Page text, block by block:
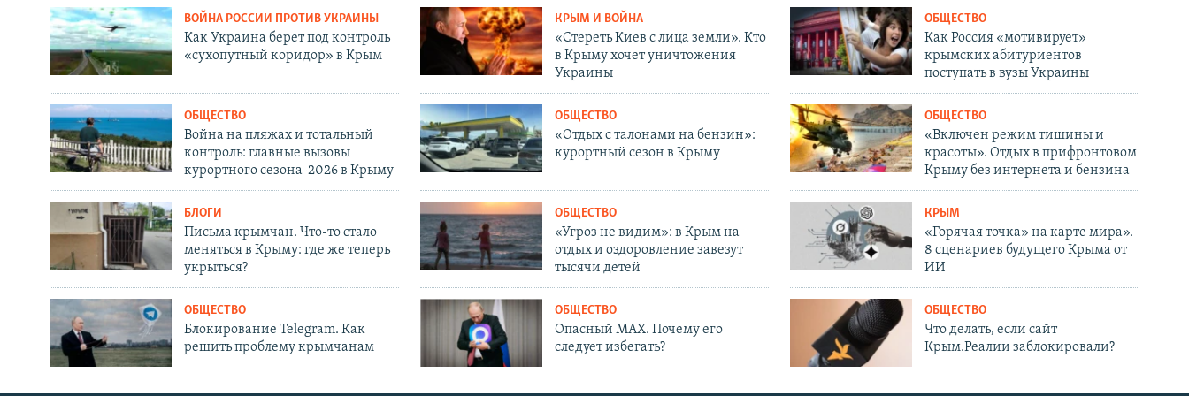
ВОЙНА РОССИИ ПРОТИВ УКРАИНЫ
Как Украина берет под контроль
«сухопутный коридор» в Крым
КРЫМ И ВОЙНА
«Стереть Киев с лица земли». Кто
в Крыму хочет уничтожения
Украины
ОБЩЕСТВО
Как Россия «мотивирует»
крымских абитуриентов
поступать в вузы Украины
ОБЩЕСТВО
Война на пляжах и тотальный
контроль: главные вызовы
курортного сезона-2026 в Крыму
ОБЩЕСТВО
«Отдых с талонами на бензин»:
курортный сезон в Крыму
ОБЩЕСТВО
«Включен режим тишины и
красоты». Отдых в прифронтовом
Крыму без интернета и бензина
БЛОГИ
Письма крымчан. Что-то стало
меняться в Крыму: где же теперь
укрыться?
ОБЩЕСТВО
«Угроз не видим»: в Крым на
отдых и оздоровление завезут
тысячи детей
КРЫМ
«Горячая точка» на карте мира».
8 сценариев будущего Крыма от
ИИ
ОБЩЕСТВО
Блокирование Telegram. Как
решить проблему крымчанам
ОБЩЕСТВО
Опасный MAX. Почему его
следует избегать?
ОБЩЕСТВО
Что делать, если сайт
Крым.Реалии заблокировали?